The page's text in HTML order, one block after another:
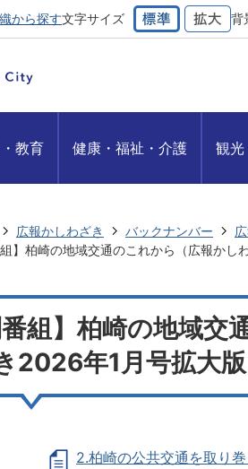
から探す文字サイズ 背
教育 健康・福祉・介護 観光
広報かしわざき バックナンバー
】柏崎の地域交通のこれから（広報かし
組】柏崎の地域交
年1月号拡大版
2.柏崎の公共交通を取り